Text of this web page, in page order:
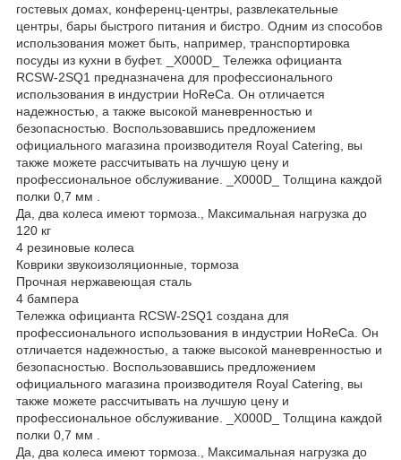
гостевых домах, конференц-центры, развлекательные
центры, бары быстрого питания и бистро. Одним из способов
использования может быть, например, транспортировка
посуды из кухни в буфет. _X000D_ Тележка официанта
RCSW-2SQ1 предназначена для профессионального
использования в индустрии HoReCa. Он отличается
надежностью, а также высокой маневренностью и
безопасностью. Воспользовавшись предложением
официального магазина производителя Royal Catering, вы
также можете рассчитывать на лучшую цену и
профессиональное обслуживание. _X000D_ Толщина каждой
полки 0,7 мм .
Да, два колеса имеют тормоза., Максимальная нагрузка до
120 кг
4 резиновые колеса
Коврики звукоизоляционные, тормоза
Прочная нержавеющая сталь
4 бампера
Тележка официанта RCSW-2SQ1 создана для
профессионального использования в индустрии HoReCa. Он
отличается надежностью, а также высокой маневренностью и
безопасностью. Воспользовавшись предложением
официального магазина производителя Royal Catering, вы
также можете рассчитывать на лучшую цену и
профессиональное обслуживание. _X000D_ Толщина каждой
полки 0,7 мм .
Да, два колеса имеют тормоза., Максимальная нагрузка до